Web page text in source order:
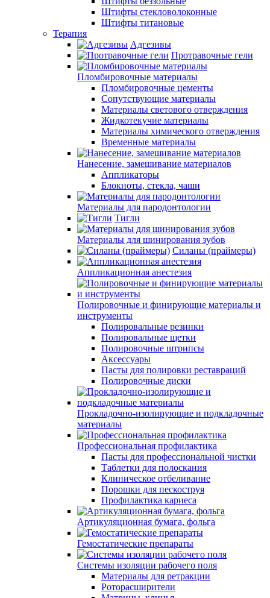
Штифты стекловолоконные
Штифты титановые
Терапия
Адгезивы
Протравочные гели
Пломбировочные материалы
Пломбировочные цементы
Сопутствующие материалы
Материалы светового отверждения
Жидкотекучие материалы
Материалы химического отверждения
Временные материалы
Нанесение, замешивание материалов
Аппликаторы
Блокноты, стекла, чаши
Материалы для пародонтологии
Тигли
Материалы для шинирования зубов
Силаны (праймеры)
Аппликационная анестезия
Полировочные и финирующие материалы и
инструменты
Полировальные резинки
Полировальные щетки
Полировочные штрипсы
Аксессуары
Пасты для полировки реставраций
Полировочные диски
Прокладочно-изолирующие и подкладочные
материалы
Профессиональная профилактика
Пасты для профессиональной чистки
Таблетки для полоскания
Клиническое отбеливание
Порошки для пескоструя
Профилактика кариеса
Артикуляционная бумага, фольга
Гемостатические препараты
Системы изоляции рабочего поля
Материалы для ретракции
Роторасширители